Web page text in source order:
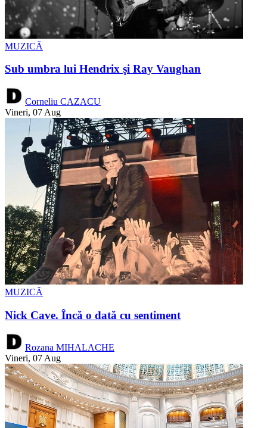
MUZICĂ
Sub umbra lui Hendrix şi Ray Vaughan
Corneliu CAZACU
Vineri, 07 Aug
MUZICĂ
Nick Cave. Încă o dată cu sentiment
Rozana MIHALACHE
Vineri, 07 Aug